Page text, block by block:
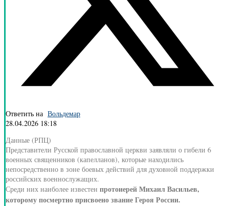
Ответить на Вольдемар
28.04.2026 18:18
Данные (РПЦ)
Представители Русской православной церкви заявляли о гибели 6
военных священников (капелланов), которые находились
непосредственно в зоне боевых действий для духовной поддержки
российских военнослужащих.
Среди них наиболее известен протоиерей Михаил Васильев,
которому посмертно присвоено звание Героя России.